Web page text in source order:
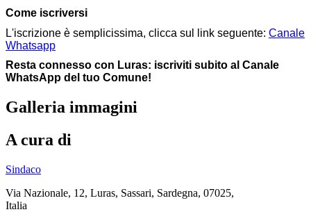
Come iscriversi
L'iscrizione è semplicissima, clicca sul link seguente: Canale
Whatsapp
Resta connesso con Luras: iscriviti subito al Canale
WhatsApp del tuo Comune!
Galleria immagini
A cura di
Sindaco
Via Nazionale, 12, Luras, Sassari, Sardegna, 07025,
Italia